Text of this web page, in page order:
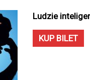
Ludzie
KUP BILET